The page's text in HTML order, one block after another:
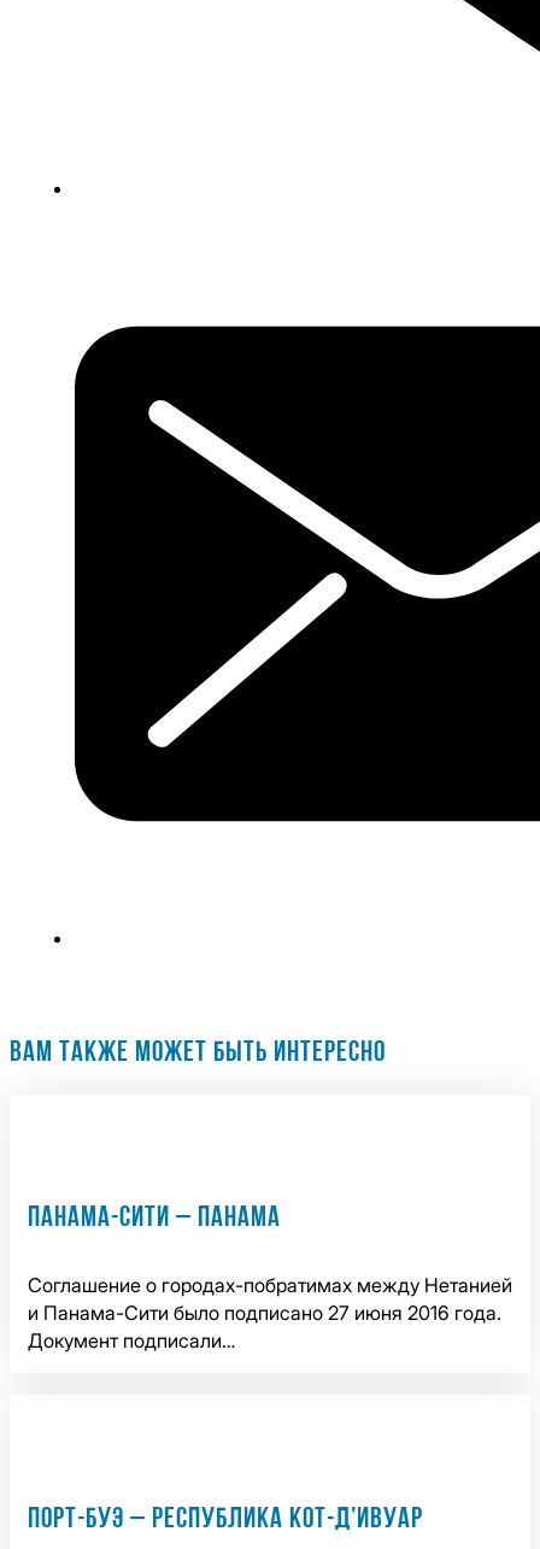
ВАМ ТАКЖЕ МОЖЕТ БЫТЬ ИНТЕРЕСНО
ПАНАМА-СИТИ – ПАНАМА
Соглашение о городах-побратимах между Нетанией
и Панама-Сити было подписано 27 июня 2016 года.
Документ подписали…
ПОРТ-БУЭ – РЕСПУБЛИКА КОТ-Д’ИВУАР